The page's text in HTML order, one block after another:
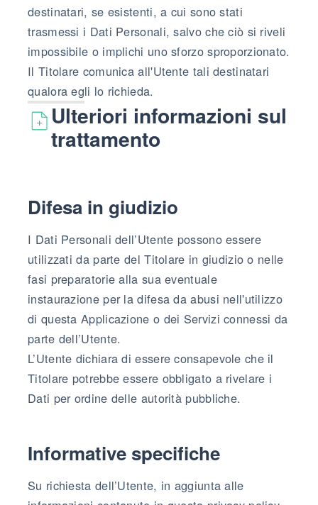
destinatari, se esistenti, a cui sono stati
trasmessi i Dati Personali, salvo che ciò si riveli
impossibile o implichi uno sforzo sproporzionato.
Il Titolare comunica all'Utente tali destinatari
qualora egli lo richieda.
Ulteriori informazioni sul
trattamento
Difesa in giudizio
I Dati Personali dell’Utente possono essere
utilizzati da parte del Titolare in giudizio o nelle
fasi preparatorie alla sua eventuale
instaurazione per la difesa da abusi nell'utilizzo
di questa Applicazione o dei Servizi connessi da
parte dell’Utente.
L’Utente dichiara di essere consapevole che il
Titolare potrebbe essere obbligato a rivelare i
Dati per ordine delle autorità pubbliche.
Informative specifiche
Su richiesta dell’Utente, in aggiunta alle